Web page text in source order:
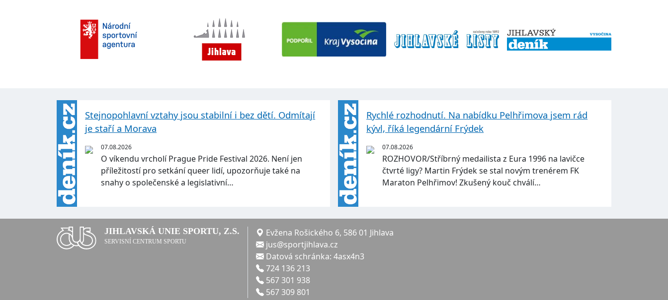
Stejnopohlavní vztahy jsou stabilní i bez dětí. Odmítají
je staří a Morava
07.08.2026
O víkendu vrcholí Prague Pride Festival 2026. Není jen
příležitostí pro setkání queer lidí, upozorňuje také na
snahy o společenské a legislativní…
Rychlé rozhodnutí. Na nabídku Pelhřimova jsem rád
kývl, říká legendární Frýdek
07.08.2026
ROZHOVOR/Stříbrný medailista z Eura 1996 na lavičce
čtvrté ligy? Martin Frýdek se stal novým trenérem FK
Maraton Pelhřimov! Zkušený kouč chválí…
JIHLAVSKÁ UNIE SPORTU, Z.S.
SERVISNÍ CENTRUM SPORTU
Evžena Rošického 6, 586 01 Jihlava
jus@sportjihlava.cz
Datová schránka: 4asx4n3
724 136 213
567 301 938
567 309 801